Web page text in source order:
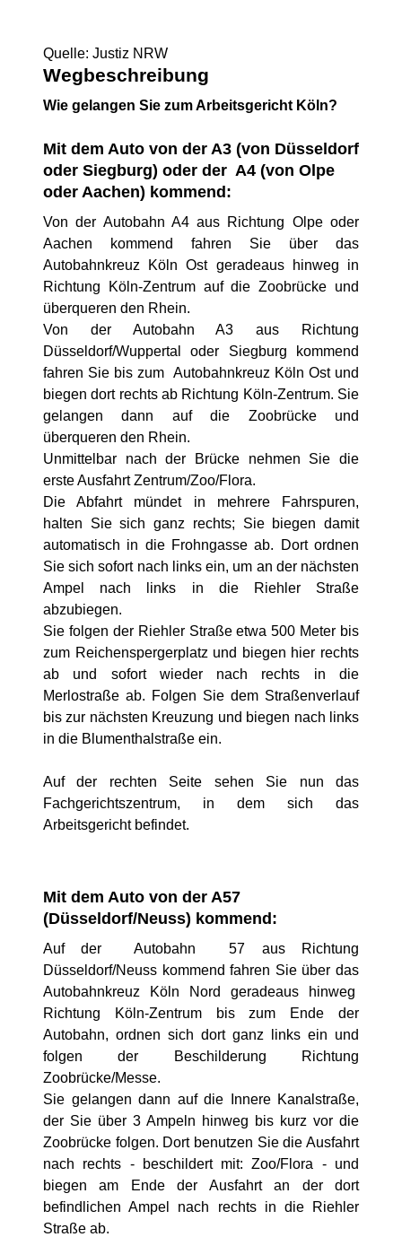
Quelle: Justiz NRW
Wegbeschreibung
Wie gelangen Sie zum Arbeitsgericht Köln?
Mit dem Auto von der A3 (von Düsseldorf
oder Siegburg) oder der A4 (von Olpe
oder Aachen) kommend:
Von der Autobahn A4 aus Richtung Olpe oder
Aachen kommend fahren Sie über das
Autobahnkreuz Köln Ost geradeaus hinweg in
Richtung Köln-Zentrum auf die Zoobrücke und
überqueren den Rhein.
Von der Autobahn A3 aus Richtung
Düsseldorf/Wuppertal oder Siegburg kommend
fahren Sie bis zum Autobahnkreuz Köln Ost und
biegen dort rechts ab Richtung Köln-Zentrum. Sie
gelangen dann auf die Zoobrücke und
überqueren den Rhein.
Unmittelbar nach der Brücke nehmen Sie die
erste Ausfahrt Zentrum/Zoo/Flora.
Die Abfahrt mündet in mehrere Fahrspuren,
halten Sie sich ganz rechts; Sie biegen damit
automatisch in die Frohngasse ab. Dort ordnen
Sie sich sofort nach links ein, um an der nächsten
Ampel nach links in die Riehler Straße
abzubiegen.
Sie folgen der Riehler Straße etwa 500 Meter bis
zum Reichenspergerplatz und biegen hier rechts
ab und sofort wieder nach rechts in die
Merlostraße ab. Folgen Sie dem Straßenverlauf
bis zur nächsten Kreuzung und biegen nach links
in die Blumenthalstraße ein.
Auf der rechten Seite sehen Sie nun das
Fachgerichtszentrum, in dem sich das
Arbeitsgericht befindet.
Mit dem Auto von der A57
(Düsseldorf/Neuss) kommend:
Auf der Autobahn 57 aus Richtung
Düsseldorf/Neuss kommend fahren Sie über das
Autobahnkreuz Köln Nord geradeaus hinweg
Richtung Köln-Zentrum bis zum Ende der
Autobahn, ordnen sich dort ganz links ein und
folgen der Beschilderung Richtung
Zoobrücke/Messe.
Sie gelangen dann auf die Innere Kanalstraße,
der Sie über 3 Ampeln hinweg bis kurz vor die
Zoobrücke folgen. Dort benutzen Sie die Ausfahrt
nach rechts - beschildert mit: Zoo/Flora - und
biegen am Ende der Ausfahrt an der dort
befindlichen Ampel nach rechts in die Riehler
Straße ab.